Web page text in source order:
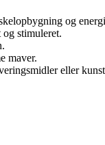
og
stimuleret.
maver.
eller